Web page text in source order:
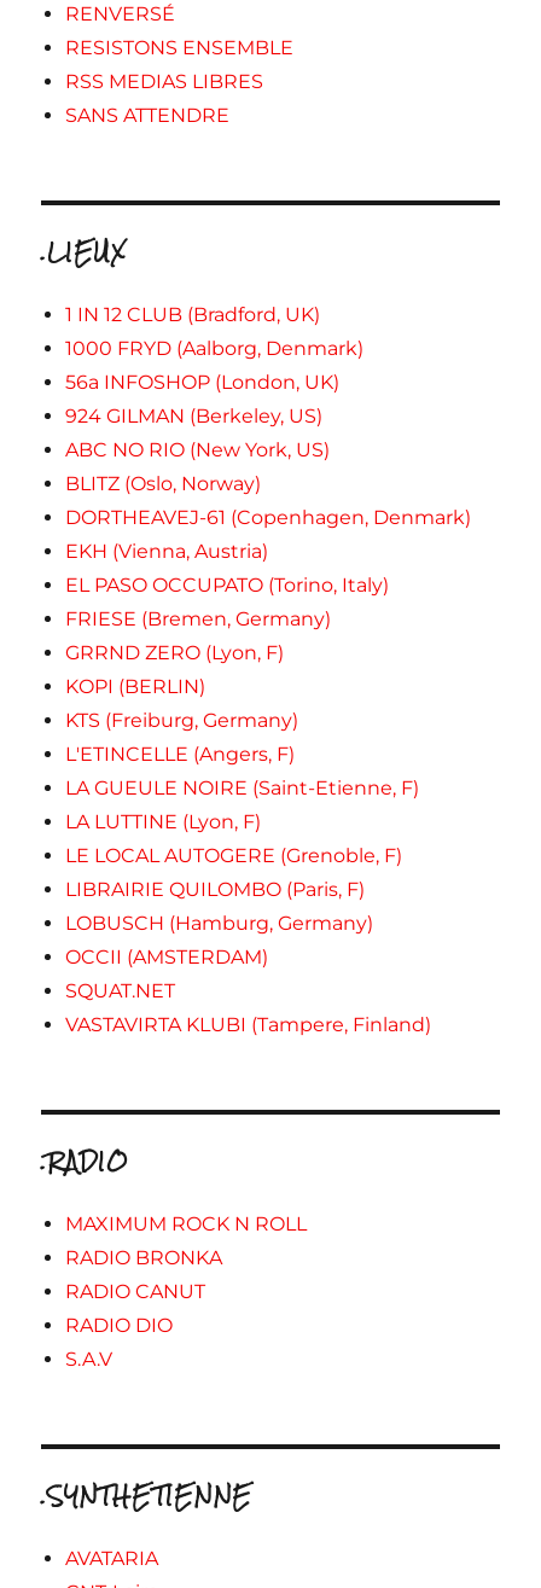
RENVERSÉ
RESISTONS ENSEMBLE
RSS MEDIAS LIBRES
SANS ATTENDRE
.LIEUX
1 IN 12 CLUB (Bradford, UK)
1000 FRYD (Aalborg, Denmark)
56a INFOSHOP (London, UK)
924 GILMAN (Berkeley, US)
ABC NO RIO (New York, US)
BLITZ (Oslo, Norway)
DORTHEAVEJ-61 (Copenhagen, Denmark)
EKH (Vienna, Austria)
EL PASO OCCUPATO (Torino, Italy)
FRIESE (Bremen, Germany)
GRRND ZERO (Lyon, F)
KOPI (BERLIN)
KTS (Freiburg, Germany)
L'ETINCELLE (Angers, F)
LA GUEULE NOIRE (Saint-Etienne, F)
LA LUTTINE (Lyon, F)
LE LOCAL AUTOGERE (Grenoble, F)
LIBRAIRIE QUILOMBO (Paris, F)
LOBUSCH (Hamburg, Germany)
OCCII (AMSTERDAM)
SQUAT.NET
VASTAVIRTA KLUBI (Tampere, Finland)
.RADIO
MAXIMUM ROCK N ROLL
RADIO BRONKA
RADIO CANUT
RADIO DIO
S.A.V
.SYNTHETIENNE
AVATARIA